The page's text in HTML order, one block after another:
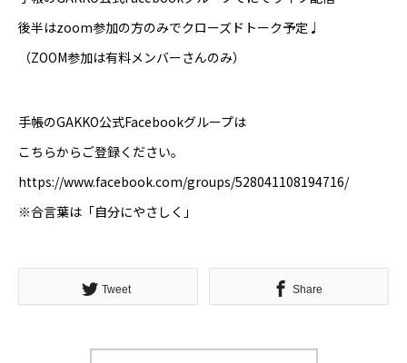
後半はzoom参加の方のみでクローズドトーク予定♩
（ZOOM参加は有料メンバーさんのみ）
手帳のGAKKO公式Facebookグループは
こちらからご登録ください。
https://www.facebook.com/groups/528041108194716/
※合言葉は「自分にやさしく」
Tweet Share